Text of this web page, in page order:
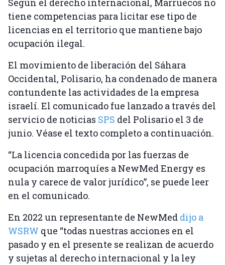
Según el derecho internacional, Marruecos no
tiene competencias para licitar ese tipo de
licencias en el territorio que mantiene bajo
ocupación ilegal.
El movimiento de liberación del Sáhara
Occidental, Polisario, ha condenado de manera
contundente las actividades de la empresa
israelí. El comunicado fue lanzado a través del
servicio de noticias SPS del Polisario el 3 de
junio. Véase el texto completo a continuación.
“La licencia concedida por las fuerzas de
ocupación marroquíes a NewMed Energy es
nula y carece de valor jurídico”, se puede leer
en el comunicado.
En 2022 un representante de NewMed dijo a
WSRW que “todas nuestras acciones en el
pasado y en el presente se realizan de acuerdo
y sujetas al derecho internacional y la ley